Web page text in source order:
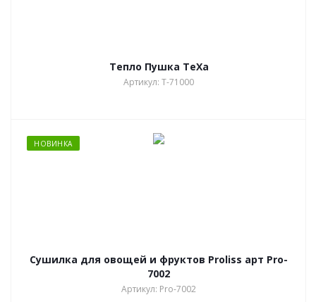
Тепло Пушка TeXa
Артикул: T-71000
НОВИНКА
Сушилка для овощей и фруктов Proliss арт Pro-
7002
Артикул: Pro-7002